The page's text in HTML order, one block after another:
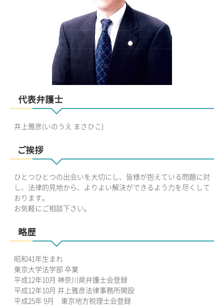
代表弁護士
井上雅彦(いのうえ まさひこ)
ご挨拶
ひとつひとつの出会いを大切にし、皆様が抱えている問題に対
し、法律的見地から、よりよい解決ができるよう力を尽くして
おります。
お気軽にご相談下さい。
略歴
昭和41年生まれ
東京大学法学部 卒業
平成12年10月 神奈川県弁護士会登録
平成12年10月 井上雅彦法律事務所開設
平成25年 9月 東京地方税理士会登録